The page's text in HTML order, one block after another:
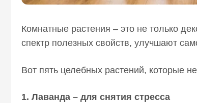
Комнатные растения – это не только
спектр полезных свойств, улучшают
Вот пять целебных растений, которые
1. Лаванда – для снятия стресса